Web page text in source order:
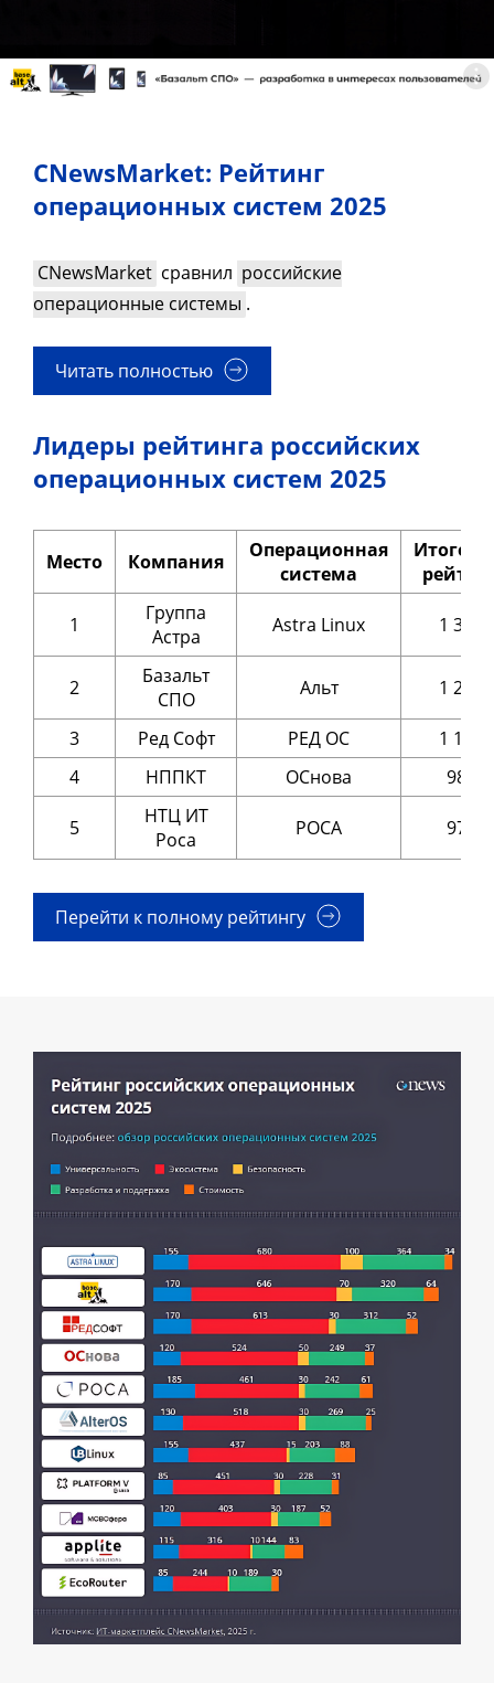
CNewsMarket: Рейтинг
операционных систем 2025
CNewsMarket сравнил российские
операционные системы .
Читать полностью
Лидеры рейтинга российских
операционных систем 2025
Место Компания
Операционная
система
1
Группа
Астра
Astra Linux 1 333
2
Базальт
СПО
Альт 1 270
3 Ред Софт РЕД ОС
1 177
4
НППКТ ОСнова 980
5
НТЦ ИТ
Роса
РОСА 979
Перейти к полному рейтингу